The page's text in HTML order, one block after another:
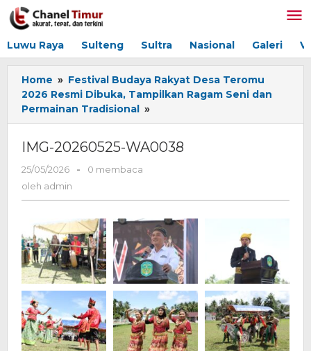
Lewati
ke
Luwu Raya Sulteng Sultra Nasional Galeri
Home » Festival Budaya Rakyat Desa Teromu
2026 Resmi Dibuka, Tampilkan Ragam Seni dan
Permainan Tradisional »
20260525-
IMG-20260525-WA0038
25/05/2026
oleh
-
0 membaca
oleh admin